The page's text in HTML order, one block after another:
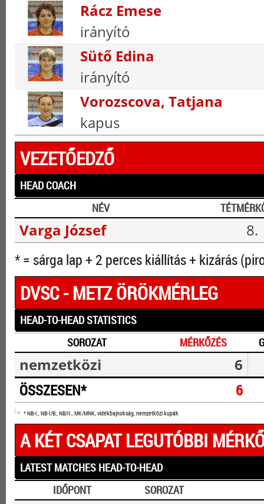
Rácz Emese
irányító
Sütő Edina
irányító
Vorozscova, Tatjana
kapus
VEZETŐEDZŐ
HEAD COACH
NÉV
Varga József 8.
* = sárga lap + 2 perces kiállítás + kizárás
DVSC - METZ ÖRÖKMÉRLEG
HEAD-TO-HEAD STATISTICS
SOROZAT
MÉRKŐZÉS
nemzetközi 6
ÖSSZESEN* 6
* NB-I., NB-I/B., NB/II., MK/MNK, vidékbajnokság, nemzetközi kupák
A KÉT CSAPAT LEGUTÓBBI
LATEST MATCHES HEAD-TO-HEAD
IDŐPONT
SOROZAT